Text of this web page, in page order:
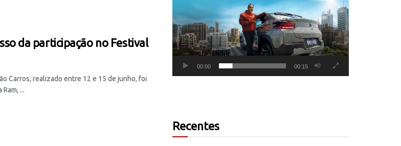
da participação no Festival
Carros, realizado entre 12 e 15 de junho, foi
...
00:00 00:15
Recentes